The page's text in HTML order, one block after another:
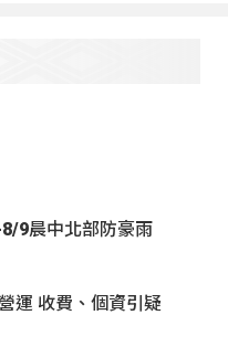
9晨中北部防豪雨
運 收費、個資引疑